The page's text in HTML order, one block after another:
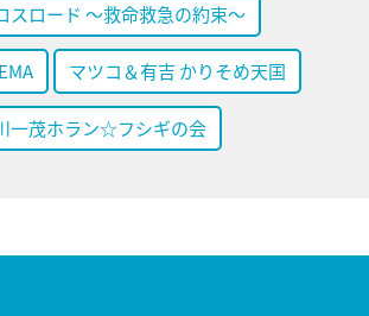
スロード ～救命救急の約束～
マツコ＆有吉 かりそめ天国
一茂ホラン☆フシギの会